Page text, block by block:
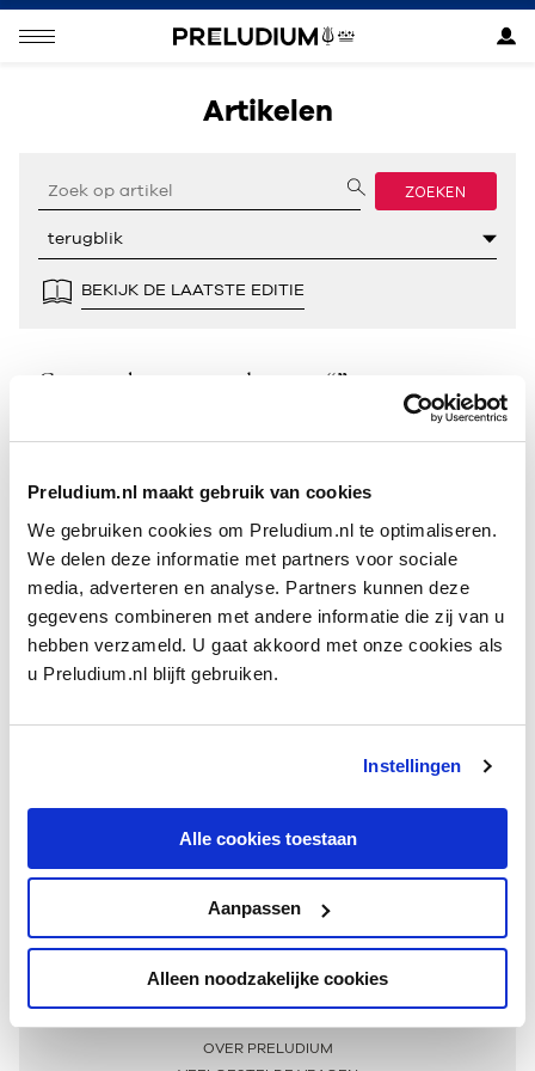
Preludium.nl maakt gebruik van cookies
We gebruiken cookies om Preludium.nl te optimaliseren.
We delen deze informatie met partners voor sociale
media, adverteren en analyse. Partners kunnen deze
gegevens combineren met andere informatie die zij van u
hebben verzameld. U gaat akkoord met onze cookies als
u Preludium.nl blijft gebruiken.
Instellingen
Alle cookies toestaan
Aanpassen
Alleen noodzakelijke cookies
Artikelen
ZOEKEN
BEKIJK DE LAATSTE EDITIE
Geen resultaten gevonden voor “”.
Meer informatie
OVER PRELUDIUM